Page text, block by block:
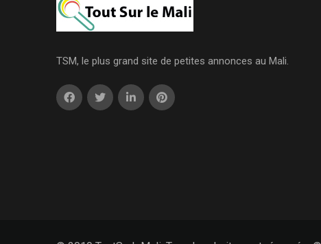
TSM, le plus grand site de petites annonces au Mali.